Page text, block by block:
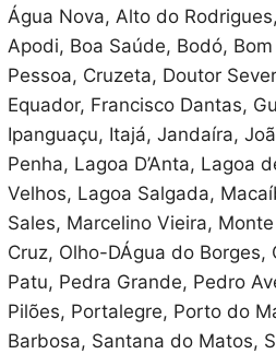
Água Nova, Alto do
Apodi, Boa Saúde, Bodó,
Pessoa, Cruzeta, Doutor
Equador, Francisco Dantas,
Ipanguaçu, Itajá, Jandaíra,
Penha, Lagoa D’Anta, Lagoa
Velhos, Lagoa Salgada,
Sales, Marcelino Vieira,
Cruz, Olho-DÁgua do Borges,
Patu, Pedra Grande, Pedro
Pilões, Portalegre, Porto do
Barbosa, Santana do Matos,